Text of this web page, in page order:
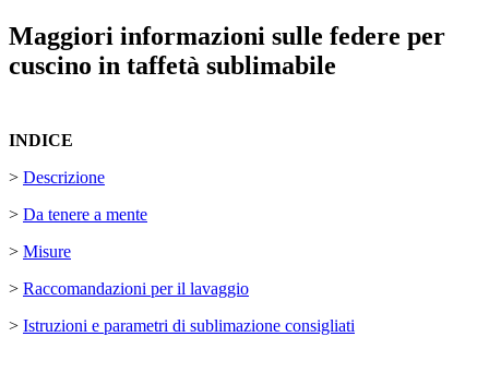
Maggiori informazioni sulle federe per
cuscino in taffetà sublimabile
INDICE
> Descrizione
> Da tenere a mente
> Misure
> Raccomandazioni per il lavaggio
> Istruzioni e parametri di sublimazione consigliati